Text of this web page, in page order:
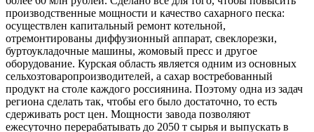
производственные мощности и качество сахарного песка:
осуществлен капитальный ремонт котельной,
отремонтированы диффузионный аппарат, свеклорезки,
буртоукладочные машины, жомовый пресс и другое
оборудование. Курская область является одним из основных
сельхозтоваропроизводителей, а сахар востребованный
продукт на столе каждого россиянина. Поэтому одна из задач
региона сделать так, чтобы его было достаточно, то есть
сдерживать рост цен. Мощности завода позволяют
ежесуточно перерабатывать до 2050 т сырья и выпускать в